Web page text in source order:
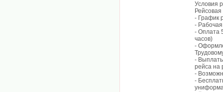
Условия
- График
-
- Оплата
часов)
-
-
рейса на
-
-